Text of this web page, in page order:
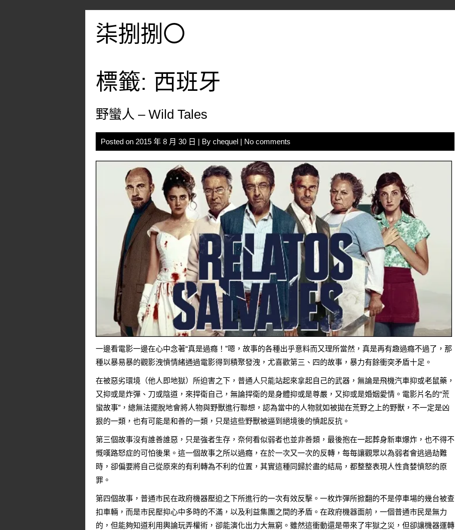
柒捌捌〇
標籤: 西班牙
野蠻人 – Wild Tales
Posted on 2015 年 8 月 30 日 | By chequel | No comments
一邊看電影一邊在心中念著“真是過癮！”嗯，故事的各種出乎意料而又理所當然，真是再有趣過癮不過了，那
種以暴易暴的觀影洩憤情緒通過電影得到積聚發洩，尤喜歡第三、四的故事，暴力有餘衝突矛盾十足。
在被惡劣環境（他人即地獄）所迫害之下，普通人只能站起來拿起自己的武器，無論是飛機汽車抑或老鼠藥，
又抑或是炸彈、刀或陰道，來捍衛自己，無論捍衛的是身體抑或是尊嚴，又抑或是婚姻愛情。電影片名的“荒
蠻故事”，總無法擺脫地會將人物與野獸進行聯想，認為當中的人物就如被拋在荒野之上的野獸，不一定是凶
狠的一類，也有可能是和善的一類，只是這些野獸被逼到絕境後的憤起反抗。
第三個故事沒有誰善誰惡，只是強者生存，奈何看似弱者也並非善類，最後抱在一起葬身新車爆炸，也不得不
慨嘆路怒症的可怕後果。這一個故事之所以過癮，在於一次又一次的反轉，每每讓觀眾以為弱者會逃過劫難
時，卻偏要將自己從原來的有利轉為不利的位置，其實這種同歸於盡的結局，都整整表現人性貪婪憤怒的原
罪。
第四個故事，普通市民在政府機器壓迫之下所進行的一次有效反擊。一枚炸彈所掀翻的不是停車場的幾台被查
扣車輛，而是市民壓抑心中多時的不滿，以及利益集團之間的矛盾。在政府機器面前，一個普通市民是無力
的，但能夠知道利用輿論玩弄權術，卻能演化出力大無窮。雖然這衝動還是帶來了牢獄之災，但卻讓機器運轉